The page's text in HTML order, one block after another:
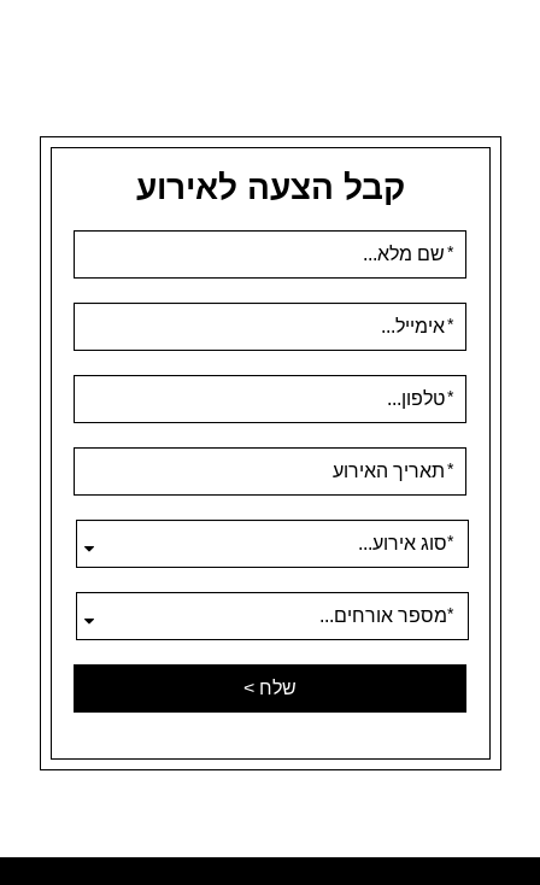
קבל הצעה לאירוע
אנא
מלאו
את
טופס
קבל
הצעה
לאירוע
בפורמט
יום
לוכסן
לוכסן
שנה